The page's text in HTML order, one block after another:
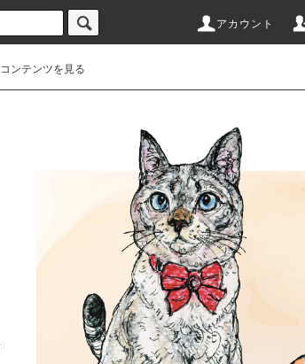
アカウント
コンテンツを見る